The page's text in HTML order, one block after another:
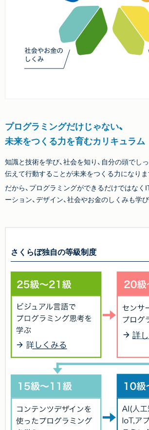
プログラミングだけじゃない、
未来をつくる力を育むカリキュラム
知識と技術を学び、社会を知り、自分の頭でし
伝えて行動することが未来をつくる力になりま
だから、プログラミングができるだけではな
ーション、デザイン、社会やお金のしくみも学び
さくらぼ独自の等級制度